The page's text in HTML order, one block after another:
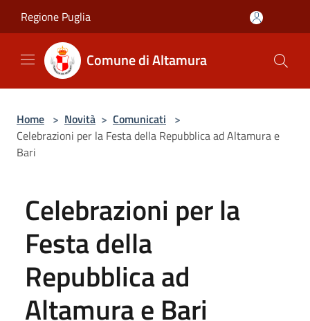
Regione Puglia
Comune di Altamura
Home > Novità > Comunicati >
Celebrazioni per la Festa della Repubblica ad Altamura e
Bari
Celebrazioni per la
Festa della
Repubblica ad
Altamura e Bari